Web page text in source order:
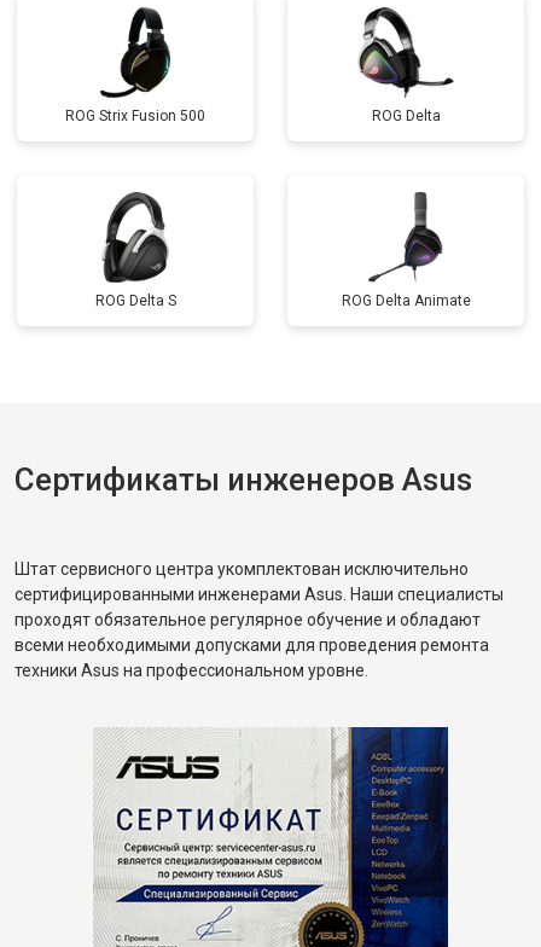
ROG Strix Fusion 500 ROG Delta
ROG Delta S ROG Delta Animate
Сертификаты инженеров Asus
Штат сервисного центра укомплектован исключительно
сертифицированными инженерами Asus. Наши специалисты
проходят обязательное регулярное обучение и обладают
всеми необходимыми допусками для проведения ремонта
техники Asus на профессиональном уровне.